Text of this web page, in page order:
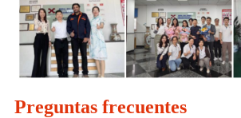
Preguntas frecuentes